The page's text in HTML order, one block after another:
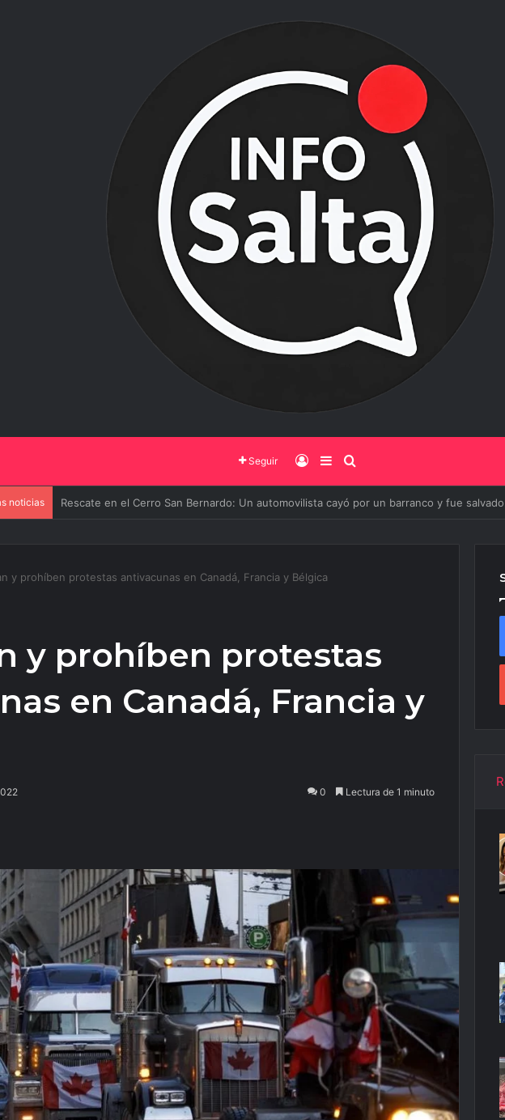
Seguir Iniciar Sesión
Barra Lateral
noticias El Gobierno de Salta y la Policía Federal avanzan con nuevas medidas contra el delito
y prohíben protestas antivacunas en Canadá, Francia y Bélgica
y prohíben protestas
en Canadá, Francia y
0 Lectura de 1 minuto